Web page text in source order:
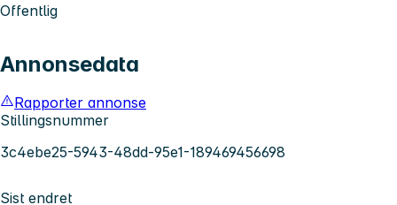
Offentlig
Annonsedata
Rapporter annonse
Stillingsnummer
3c4ebe25-5943-48dd-95e1-189469456698
Sist endret